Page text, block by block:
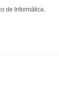
de Informática.